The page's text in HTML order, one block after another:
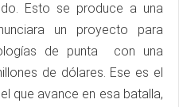
Esto se produce a una
un proyecto para
de punta con una
de dólares. Ese es el
que avance en esa batalla,